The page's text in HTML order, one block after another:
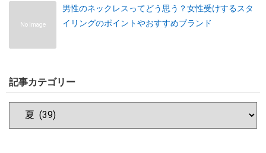
No Image
男性のネックレスってどう思う？女性受けするスタ
イリングのポイントやおすすめブランド
記事カテゴリー